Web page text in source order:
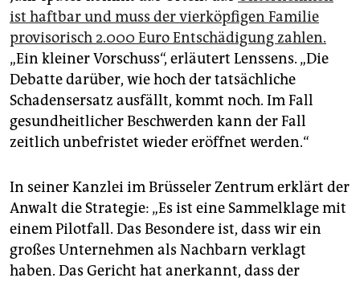
ist haftbar und muss der vierköpfigen Familie
provisorisch 2.000 Euro Entschädigung zahlen.
„Ein kleiner Vorschuss“, erläutert Lenssens. „Die
Debatte darüber, wie hoch der tatsächliche
Schadensersatz ausfällt, kommt noch. Im Fall
gesundheitlicher Beschwerden kann der Fall
zeitlich unbefristet wieder eröffnet werden.“
In seiner Kanzlei im Brüsseler Zentrum erklärt der
Anwalt die Strategie: „Es ist eine Sammelklage mit
einem Pilotfall. Das Besondere ist, dass wir ein
großes Unternehmen als Nachbarn verklagt
haben. Das Gericht hat anerkannt, dass der